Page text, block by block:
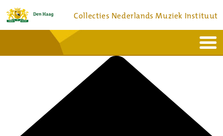
Collecties Nederlands Muziek Instituut
Bronnen en collecties